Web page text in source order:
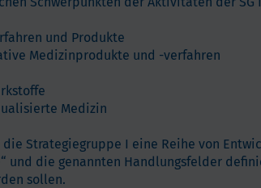
und Produkte
Medizinprodukte und -verfahren
Medizin
Strategiegruppe I eine Reihe von
und die genannten Handlungsfelder
sollen.